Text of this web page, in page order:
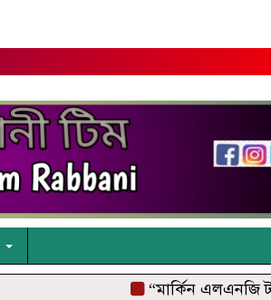
“মার্কিন এলএনজি